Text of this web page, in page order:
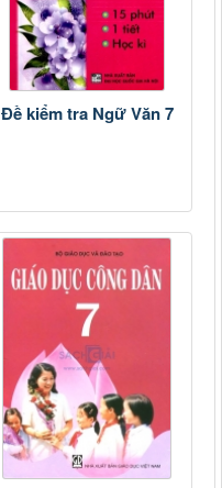
Đề kiểm tra Ngữ Văn 7